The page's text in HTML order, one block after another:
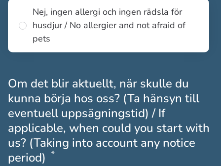
Nej, ingen allergi och ingen rädsla för
husdjur / No allergier and not afraid of
pets
Om det blir aktuellt, när skulle du
kunna börja hos oss? (Ta hänsyn till
eventuell uppsägningstid) / If
applicable, when could you start with
us? (Taking into account any notice
period) *Obligatoriskt